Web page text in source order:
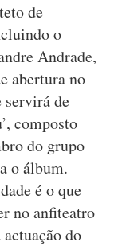
de
o
Andrade,
abertura no
servirá de
composto
do grupo
o álbum.
é o que
no anfiteatro
do